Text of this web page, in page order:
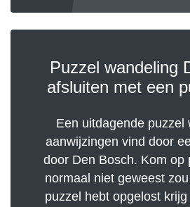
Puzzel wandeling
afsluiten met een
Een uitdagende puzzel
aanwijzingen vind door
door Den Bosch. Kom op
normaal niet geweest
puzzel hebt opgelost